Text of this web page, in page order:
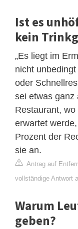
Ist es
kein
„Es liegt im
nicht
oder
sei etwas ganz
Restaurant,
erwartet
Prozent der
sie an.
Antrag auf
vollständige Antwort
Warum
geben?